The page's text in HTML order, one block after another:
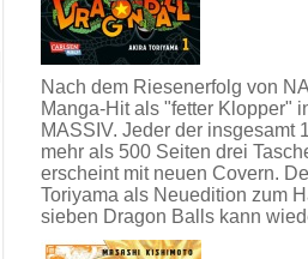
Nach dem Riesenerfolg von
Manga-Hit als "fetter Klopper"
MASSIV. Jeder der insgesamt
mehr als 500 Seiten drei
erscheint mit neuen Covern.
Toriyama als Neuedition zum
sieben Dragon Balls kann